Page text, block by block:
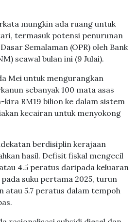
namun terdapat sedikit petanda
mungkin ada ruang untuk
termasuk potensi penurunan
Semalaman (OPR) oleh Bank
Mei untuk mengurangkan
sebanyak 100 mata asas
RM19 bilion ke dalam sistem
kecairan untuk menyokong
berdisiplin kerajaan
hasil. Defisit fiskal mengecil
4.5 peratus daripada keluaran
suku pertama 2025, turun
atau 5.7 peratus dalam tempoh